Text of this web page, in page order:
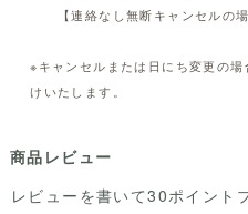
【連絡なし無断キャンセルの
※キャンセルまたは日にち変更の
けいたします。
商品レビュー
レビューを書いて30ポイント